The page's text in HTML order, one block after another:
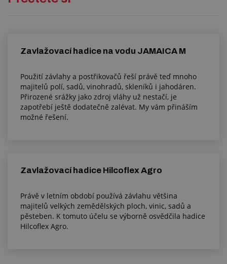
Zavlažovací hadice na vodu JAMAICA M
Použití závlahy a postřikovačů řeší právě teď mnoho
majitelů polí, sadů, vinohradů, skleníků i jahodáren.
Přirozené srážky jako zdroj vláhy už nestačí, je
zapotřebí ještě dodatečně zalévat. My vám přináším
možné řešení.
Zavlažovací hadice Hilcoflex Agro
Právě v letním období používá závlahu většina
majitelů velkých zemědělských ploch, vinic, sadů a
pěsteben. K tomuto účelu se výborně osvědčila hadice
Hilcoflex Agro.